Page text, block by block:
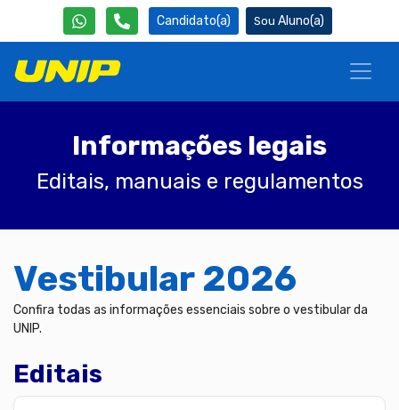
Candidato(a) Aluno(a)
Informações legais
Editais, manuais e regulamentos
Vestibular 2026
Confira todas as informações essenciais sobre o vestibular da
UNIP.
Editais